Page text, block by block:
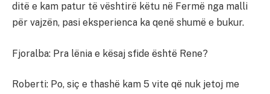
ditë e kam patur të vështirë këtu në Fermë nga malli
për vajzën, pasi eksperienca ka qenë shumë e bukur.
Fjoralba: Pra lënia e kësaj sfide është Rene?
Roberti: Po, siç e thashë kam 5 vite që nuk jetoj me